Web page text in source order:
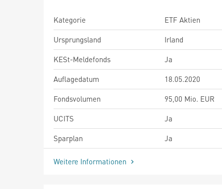
Kategorie
ETF Aktien
Ursprungsland
Irland
KESt-Meldefonds
Ja
Auflagedatum
18.05.2020
Fondsvolumen
95,00 Mio. EUR
UCITS
Ja
Sparplan
Ja
Weitere Informationen